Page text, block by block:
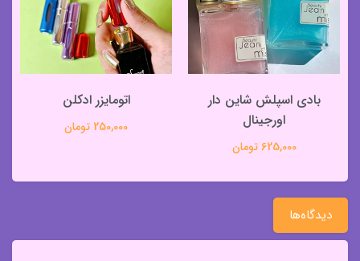
بادی اسپلش شاین دار
اورجینال
625,000 تومان
اتومایزر ادکلن
250,000 تومان
دیدگاه‌ها